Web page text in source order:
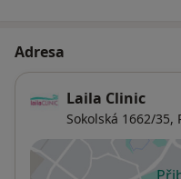
Adresa
Laila Clinic
Sokolská 1662/35,